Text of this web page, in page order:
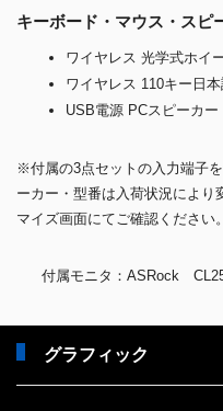
キーボード・マウス・スピ
ワイヤレス 光学式ホイ
ワイヤレス 110キー日
USB電源 PCスピーカー
※付属の3点セットの入力端子
ーカー・型番は入荷状況により
マイズ画面にてご確認ください。
付属モニタ：ASRock
グラフィック